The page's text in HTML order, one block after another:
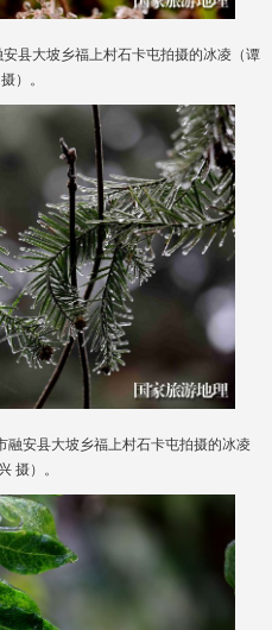
县大坡乡福上村石卡屯拍摄的冰凌（谭
）。
安县大坡乡福上村石卡屯拍摄的冰凌
摄）。